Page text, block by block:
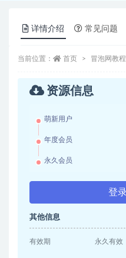
详情介绍 常见问题
当前位置： 首页 冒泡网教程
资源信息
萌新用户
年度会员
永久会员
登
其他信息
有效期 永久有效